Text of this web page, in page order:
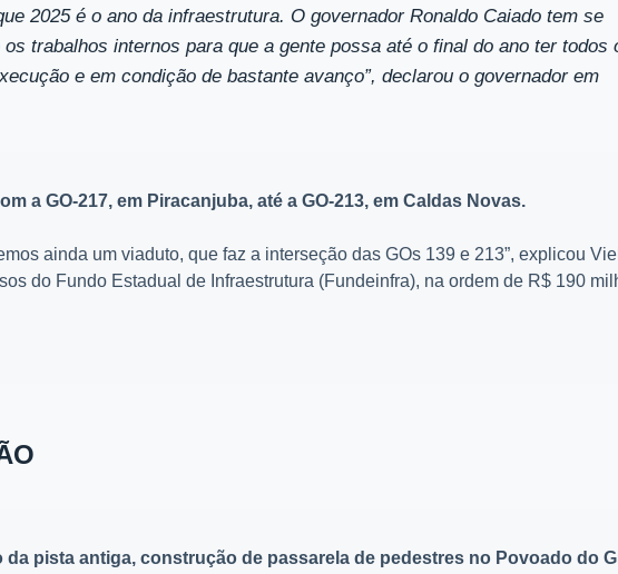
2025 é o ano da infraestrutura. O governador Ronaldo Caiado tem se
trabalhos internos para que a gente possa até o final do ano ter todos
e em condição de bastante avanço”, declarou o governador em
a GO-217, em Piracanjuba, até a GO-213, em Caldas Novas.
ainda um viaduto, que faz a interseção das GOs 139 e 213”, explicou
do Fundo Estadual de Infraestrutura (Fundeinfra), na ordem de R$ 190
pista antiga, construção de passarela de pedestres no Povoado do